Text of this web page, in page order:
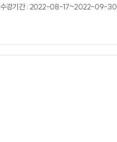
수강기간 : 2022-08-17~2022-09-30